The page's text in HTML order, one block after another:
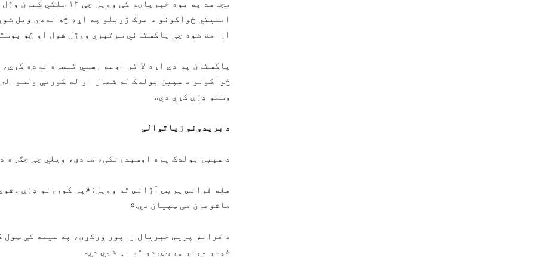
امنیتي ځواکونو د مرګ ژوبلو په اړه څه نه‌دي ویل
ارامه شوه چې پاکستاني سرتېري ووژل شول او څو
پاکستان په دې اړه لا تر اوسه رسمي تبصره نه‌ده
ځواکونو د سپین بولدک له شمال او له کورمې
وسلو ډزې کړي دي..
د بریدونو زیاتوالی
د سپین بولدک یوه اوسېدونکی، صادق، ویلي چې جګړه
هغه فرانس پریس آژانس ته وویل: «پر کورونو ډزې
ماشومان مې ټپیان دي.»
د فرانس پریس خبریال راپور ورکړی، په سیمه کې
خپلو مېنو پرېښودو ته اړ شوي دي.